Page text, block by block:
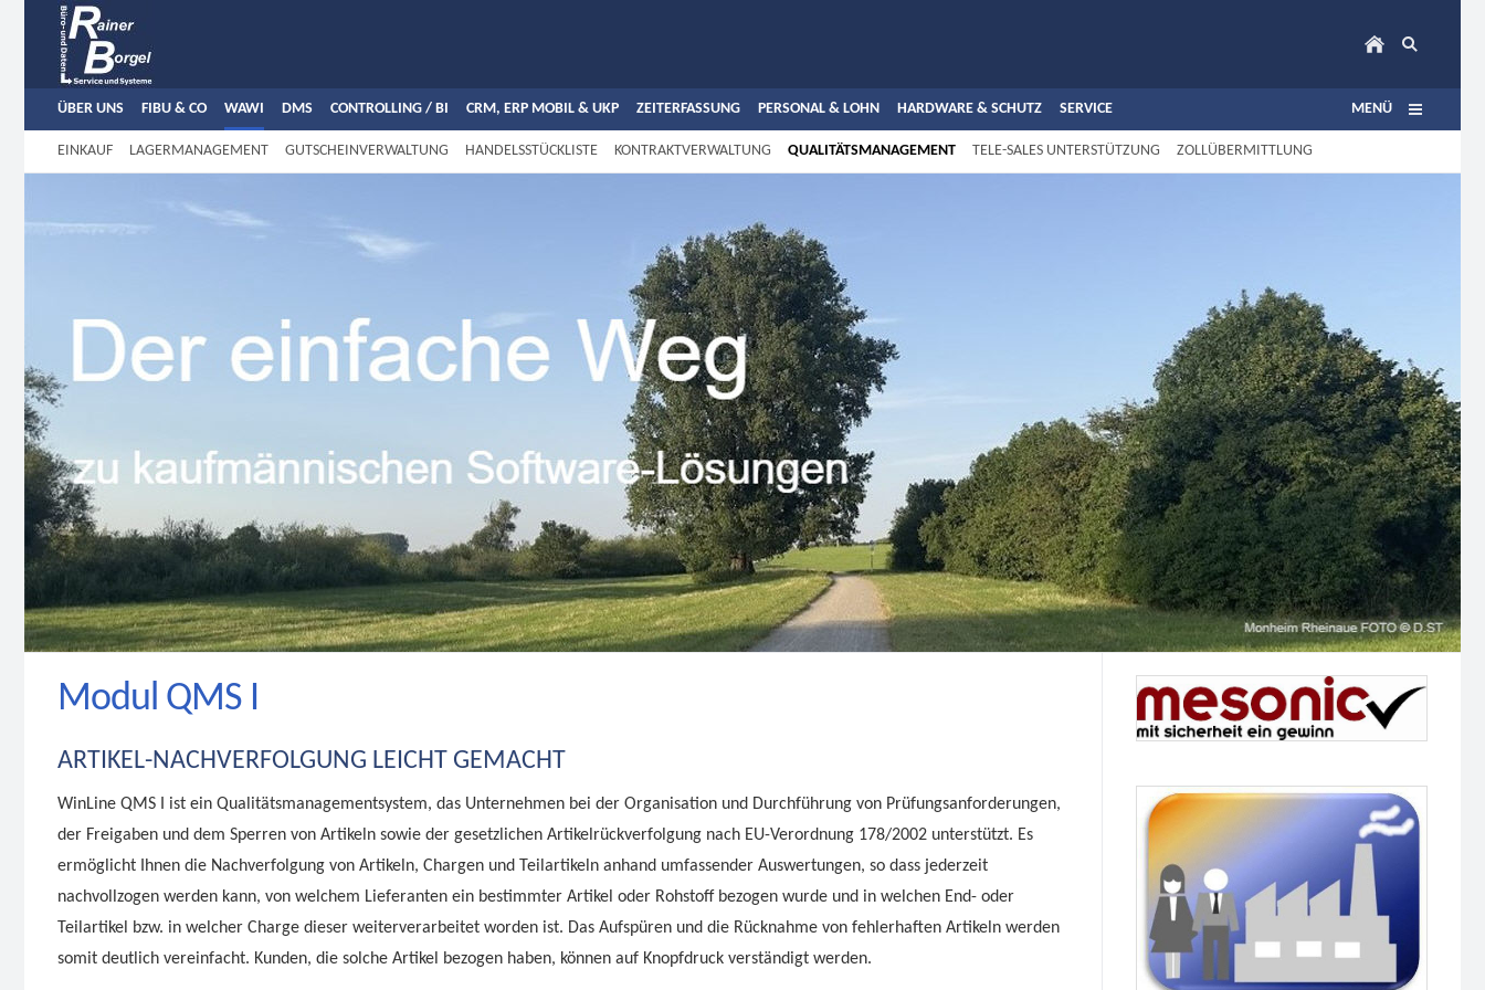
ÜBER UNS FIBU & CO WAWI DMS CONTROLLING / BI CRM, ERP MOBIL & UKP ZEITERFASSUNG PERSONAL & LOHN HARDWARE & SCHUTZ SERVICE MENÜ
EINKAUF LAGERMANAGEMENT GUTSCHEINVERWALTUNG HANDELSSTÜCKLISTE KONTRAKTVERWALTUNG QUALITÄTSMANAGEMENT TELE-SALES UNTERSTÜTZUNG ZOLLÜBERMITTLUNG
Modul QMS I
ARTIKEL-NACHVERFOLGUNG LEICHT GEMACHT
WinLine QMS I ist ein Qualitätsmanagementsystem, das Unternehmen bei der Organisation und Durchführung von Prüfungsanforderungen,
der Freigaben und dem Sperren von Artikeln sowie der gesetzlichen Artikelrückverfolgung nach EU-Verordnung 178/2002 unterstützt. Es
ermöglicht Ihnen die Nachverfolgung von Artikeln, Chargen und Teilartikeln anhand umfassender Auswertungen, so dass jederzeit
nachvollzogen werden kann, von welchem Lieferanten ein bestimmter Artikel oder Rohstoff bezogen wurde und in welchen End- oder
Teilartikel bzw. in welcher Charge dieser weiterverarbeitet worden ist. Das Aufspüren und die Rücknahme von fehlerhaften Artikeln werden
somit deutlich vereinfacht. Kunden, die solche Artikel bezogen haben, können auf Knopfdruck verständigt werden.